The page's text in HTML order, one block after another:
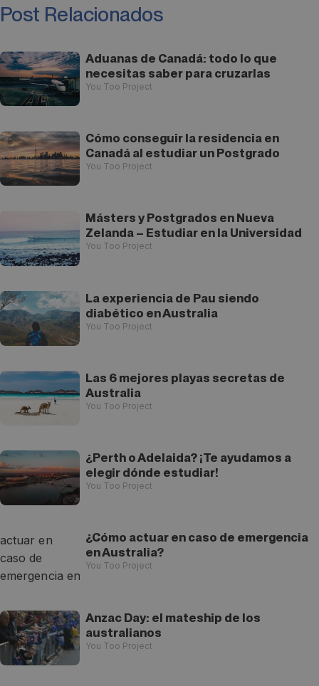
Post Relacionados
Aduanas de Canadá: todo lo que
necesitas saber para cruzarlas
You Too Project
Cómo conseguir la residencia en
Canadá al estudiar un Postgrado
You Too Project
Másters y Postgrados en Nueva
Zelanda – Estudiar en la Universidad
You Too Project
La experiencia de Pau siendo
diabético en Australia
You Too Project
Las 6 mejores playas secretas de
Australia
You Too Project
¿Perth o Adelaida? ¡Te ayudamos a
elegir dónde estudiar!
You Too Project
¿Cómo actuar en caso de emergencia
en Australia?
You Too Project
Anzac Day: el mateship de los
australianos
You Too Project